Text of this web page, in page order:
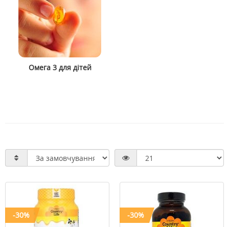
Омега 3 для дітей
-30% -30%